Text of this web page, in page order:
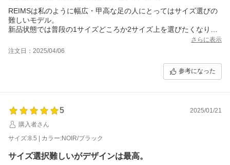
REIMSは私のように幅広・甲高な足の人にとってはサイズ選びの
難しいモデル。
新品状態では普段の1サイズどころか2サイズ上を選びたくなりま
すが、10日も履けば革が横方向と高さ方向に伸びてきて普段のサ
イズでちょうど良くなります。初回は踵が靴擦れし、甲が痛くな
り、脱ぎ捨てたくなります。しかし5日も履けばだんだんと足に馴
染んできて、10日も履くとすっかり馴染むと同時に、何故他のモ
でしょう。
しかし足に馴染むまでの10日間にも及ぶきつい苦行を味わいたく
参考までに私の足の各モデルのフィット感を記載しておきます。
MICHAEL…縦・横ジャストフィット、高さ余裕あり
さらに表示
注文日：2025/04/06
参考になった
5
2025/01/21
購入者さん
サイズ:8.5 | カラー:NOIR/ブラック
サイズ選択難しいがデザインは最高。